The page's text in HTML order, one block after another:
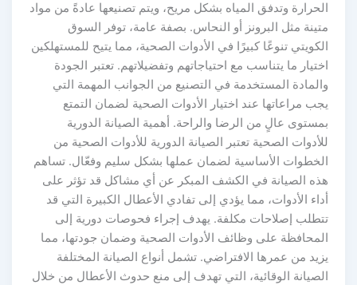
الحرارة وتدفق المياه بشكل مريح، ويتم تصنيعها عادةً من مواد
متينة مثل البرونز أو النحاس. بصفة عامة، توفر السوق
الكويتي تنوعًا كبيرًا في الأدوات الصحية، مما يتيح للمستهلكين
اختيار ما يتناسب مع احتياجاتهم وتفضيلاتهم. تعتبر الجودة
والمادة المستخدمة في التصنيع من الجوانب المهمة التي
يجب مراعاتها عند اختيار الأدوات الصحية لضمان التمتع
بمستوى عالٍ من الرضا والراحة. أهمية الصيانة الدورية
للأدوات الصحية تعتبر الصيانة الدورية للأدوات الصحية من
الخطوات الأساسية لضمان عملها بشكل سليم وفعّال. تساهم
هذه الصيانة في الكشف المبكر عن أي مشاكل قد تؤثر على
أداء الأدوات، مما يؤدي إلى تفادي الأعطال الكبيرة التي قد
تتطلب إصلاحات مكلفة. يهدف إجراء فحوصات دورية إلى
المحافظة على وظائف الأدوات الصحية وضمان جودتها، مما
يزيد من عمرها الافتراضي. تشمل أنواع الصيانة المختلفة
الصيانة الوقائية، التي تهدف إلى منع حدوث الأعطال من خلال